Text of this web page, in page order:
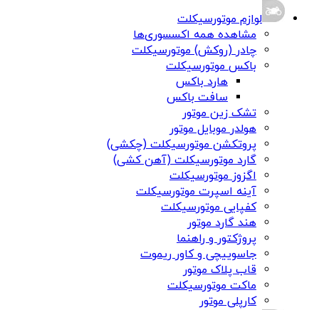
لوازم موتورسیکلت
مشاهده همه اکسسوری‌ها
چادر (روکش) موتورسیکلت
باکس موتورسیکلت
هارد باکس
سافت باکس
تشک زین موتور
هولدر موبایل موتور
پروتکشن موتورسیکلت (چکشی)
گارد موتورسیکلت (آهن کشی)
اگزوز موتورسیکلت
آینه اسپرت موتورسیکلت
کفپایی موتورسیکلت
هند گارد موتور
پروژکتور و راهنما
جاسوییچی و کاور ریموت
قاب پلاک موتور
ماکت موتورسیکلت
کارپلی موتور